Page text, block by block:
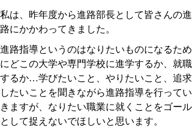
私は、昨年度から進路部長として皆さんの進
路にかかわってきました。
進路指導というのはなりたいものになるため
にどこの大学や専門学校に進学するか、就職
するか…学びたいこと、やりたいこと、追求
したいことを聞きながら進路指導を行ってい
きますが、なりたい職業に就くことをゴール
として捉えないでほしいと思います。